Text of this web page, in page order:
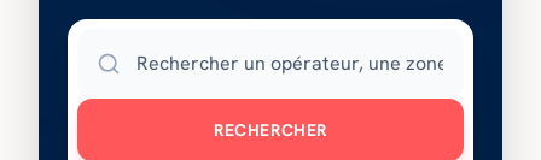
RECHERCHER